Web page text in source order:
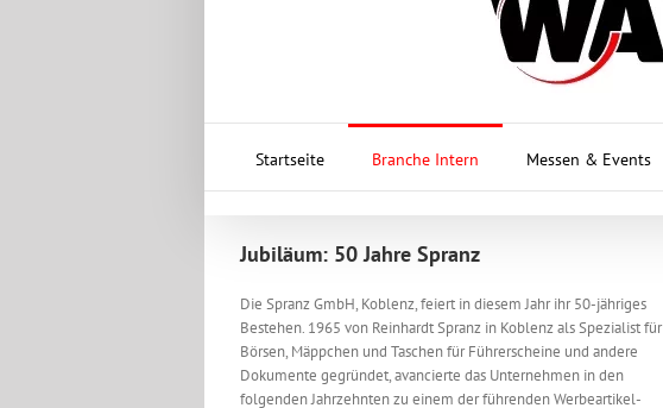
Startseite Branche Intern Messen & Events
Jubiläum: 50 Jahre Spranz
Die Spranz GmbH, Koblenz, feiert in diesem Jahr ihr 50-jähriges
Bestehen. 1965 von Reinhardt Spranz in Koblenz als Spezialist für
Börsen, Mäppchen und Taschen für Führerscheine und andere
Dokumente gegründet, avancierte das Unternehmen in den
folgenden Jahrzehnten zu einem der führenden Werbeartikel-